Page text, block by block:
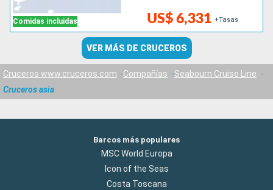
Comidas incluidas US$ 6,331 +Tasas
VER MÁS DE CRUCEROS
Cruceros www.cruceros.com Compañías
Seabourn Cruise Line
Cruceros asia
Barcos más populares
MSC World Europa
Icon of the Seas
Costa Toscana